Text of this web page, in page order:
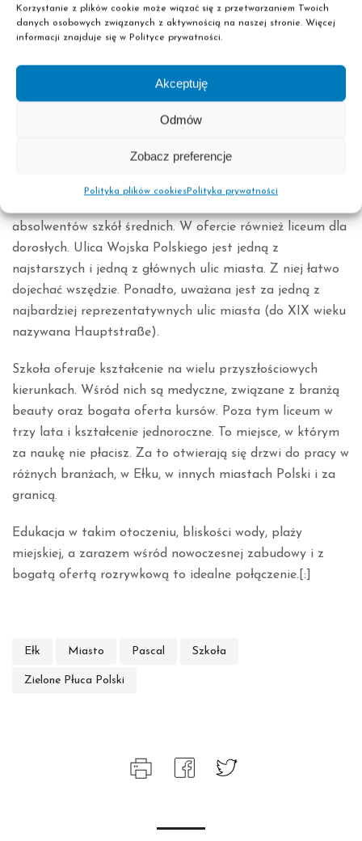
Korzystanie z plików cookie może wiązać się z przetwarzaniem Twoich
danych osobowych związanych z aktywnością na naszej stronie. Więcej
informacji znajduje się w Polityce prywatności.
Akceptuję
Odmów
Zobacz preferencje
Polityka plików cookiesPolityka prywatności
Twórca:Historyczka udostępnione na licencji Creative Commons
Liceum i szkoła policealna w Ełku
wyższych. Swoją placówkę, przy ulicy Wojska Polskiego,
ma Szkoła Policealna Pascal. Idealnie uzupełnia ofertę
absolwentów szkół średnich. W ofercie również liceum dla
dorosłych. Ulica Wojska Polskiego jest jedną z
najstarszych i jedną z głównych ulic miasta. Z niej łatwo
dojechać wszędzie. Ponadto, uważana jest za jedną z
najbardziej reprezentatywnych ulic miasta (do XIX wieku
nazywana Hauptstraße).
Szkoła oferuje kształcenie na wielu przyszłościowych
kierunkach. Wśród nich są medyczne, związane z branżą
beauty oraz bogata oferta kursów. Poza tym liceum w
trzy lata i kształcenie jednoroczne. To miejsce, w którym
za naukę nie płacisz. Za to otwierają się drzwi do pracy w
różnych branżach, w Ełku, w innych miastach Polski i za
granicą.
Edukacja w takim otoczeniu, bliskości wody, plaży
miejskiej, a zarazem wśród nowoczesnej zabudowy i z
bogatą ofertą rozrywkową to idealne połączenie.[:]
Ełk Miasto Pascal Szkoła
Zielone Płuca Polski